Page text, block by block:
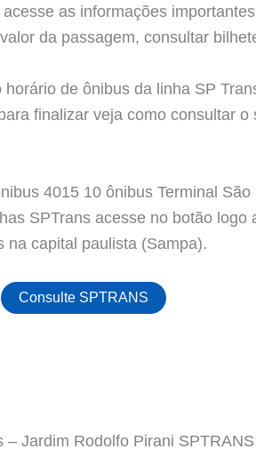
as informações
da passagem, consultar
de ônibus da linha SP
finalizar veja como consultar o
4015 10 ônibus Terminal
SPTrans acesse no botão logo
na capital paulista (Sampa).
Consulte SPTRANS
Jardim Rodolfo Pirani SPTRANS